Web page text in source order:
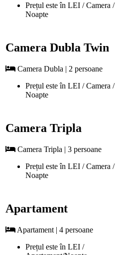
Prețul este în LEI / Camera /
Noapte
Camera Dubla Twin
Camera Dubla | 2 persoane
Prețul este în LEI / Camera /
Noapte
Camera Tripla
Camera Tripla | 3 persoane
Prețul este în LEI / Camera /
Noapte
Apartament
Apartament | 4 persoane
Prețul este în LEI /